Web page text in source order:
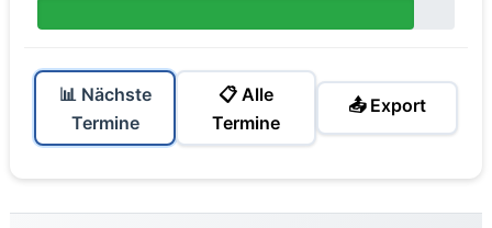
📊 Nächste
Termine
📋 Alle
Termine
📤 Export